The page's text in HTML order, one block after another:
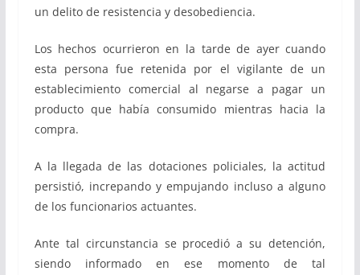
un delito de resistencia y desobediencia.
Los hechos ocurrieron en la tarde de ayer cuando
esta persona fue retenida por el vigilante de un
establecimiento comercial al negarse a pagar un
producto que había consumido mientras hacia la
compra.
A la llegada de las dotaciones policiales, la actitud
persistió, increpando y empujando incluso a alguno
de los funcionarios actuantes.
Ante tal circunstancia se procedió a su detención,
siendo informado en ese momento de tal